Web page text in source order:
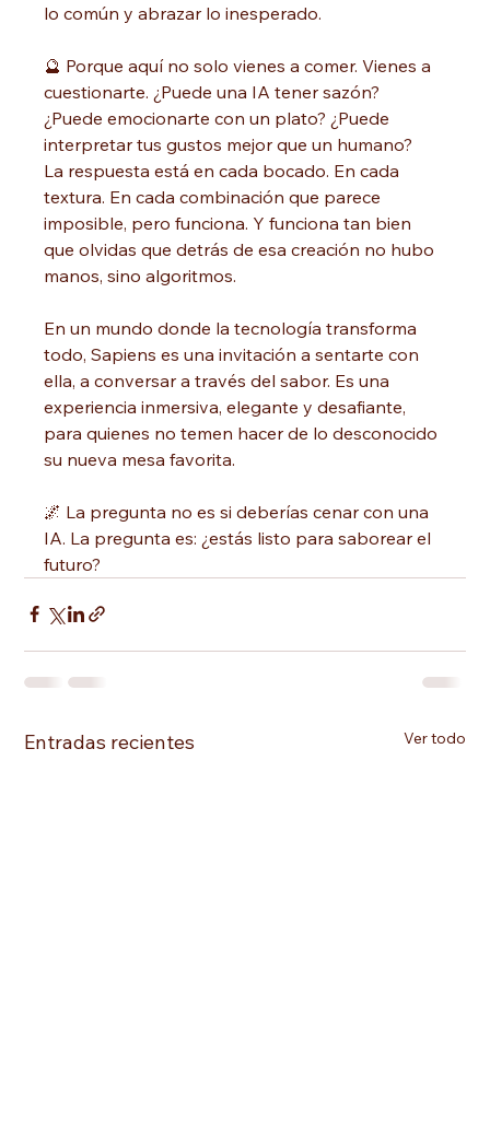
lo común y abrazar lo inesperado.
🔮 Porque aquí no solo vienes a comer. Vienes a
cuestionarte. ¿Puede una IA tener sazón?
¿Puede emocionarte con un plato? ¿Puede
interpretar tus gustos mejor que un humano?
La respuesta está en cada bocado. En cada
textura. En cada combinación que parece
imposible, pero funciona. Y funciona tan bien
que olvidas que detrás de esa creación no hubo
manos, sino algoritmos.
En un mundo donde la tecnología transforma
todo, Sapiens es una invitación a sentarte con
ella, a conversar a través del sabor. Es una
experiencia inmersiva, elegante y desafiante,
para quienes no temen hacer de lo desconocido
su nueva mesa favorita.
🌌 La pregunta no es si deberías cenar con una
IA. La pregunta es: ¿estás listo para saborear el
futuro?
Entradas recientes Ver todo